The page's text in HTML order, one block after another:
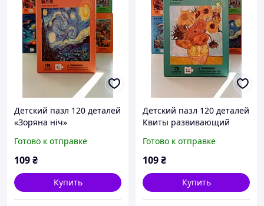
Детский пазл 120 деталей
«Зоряна ніч»
детей 3+, картонный пазл
28×21 см
Готово к отправке
109₴
Купить
Детский пазл 120 деталей
Квиты развивающий
картонный пазл 28×21 см
Готово к отправке
109₴
Купить